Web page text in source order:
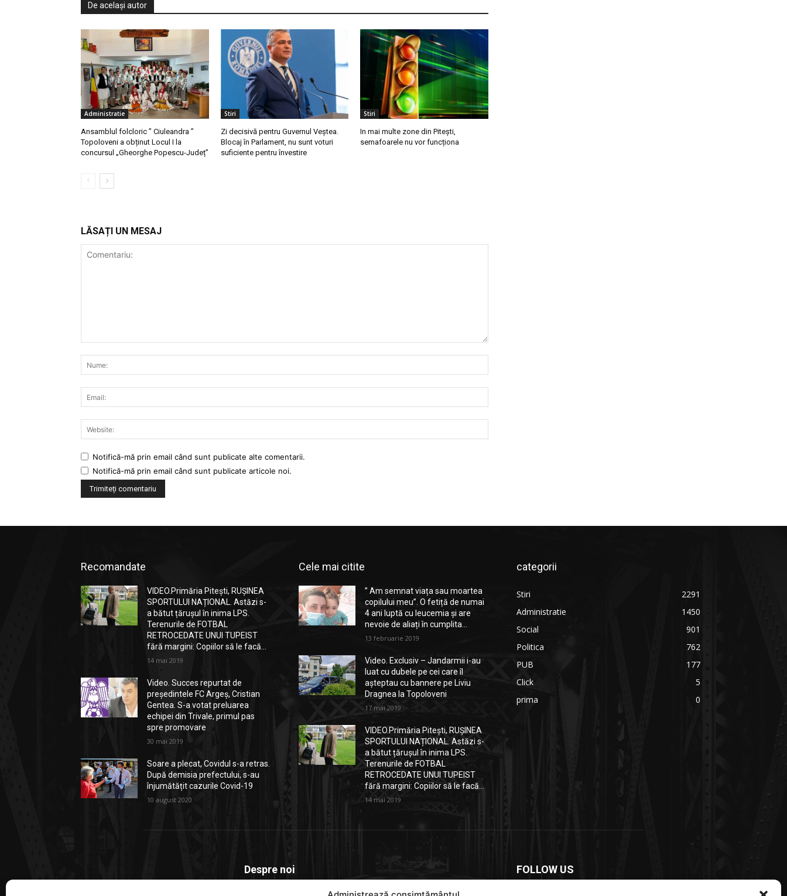
De același autor
Administratie
Ansamblul folcloric ” Ciuleandra ”
Topoloveni a obținut Locul I la
concursul „Gheorghe Popescu-Județ”
Stiri
Zi decisivă pentru Guvernul Veștea.
Blocaj în Parlament, nu sunt voturi
suficiente pentru învestire
Stiri
In mai multe zone din Pitești,
semafoarele nu vor funcționa
LĂSAȚI UN MESAJ
Notifică-mă prin email când sunt publicate alte comentarii.
Notifică-mă prin email când sunt publicate articole noi.
Recomandate
VIDEO.Primăria Pitești, RUȘINEA
SPORTULUI NAȚIONAL. Astăzi s-
a bătut țărușul în inima LPS.
Terenurile de FOTBAL
RETROCEDATE UNUI TUPEIST
fără margini: Copiilor să le facă...
14 mai 2019
Video. Succes repurtat de
președintele FC Argeș, Cristian
Gentea. S-a votat preluarea
echipei din Trivale, primul pas
spre promovare
30 mai 2019
Soare a plecat, Covidul s-a retras.
După demisia prefectului, s-au
înjumătățit cazurile Covid-19
10 august 2020
Cele mai citite
” Am semnat viața sau moartea
copilului meu”. O fetiță de numai
4 ani luptă cu leucemia și are
nevoie de aliați în cumplita...
13 februarie 2019
Video. Exclusiv – Jandarmii i-au
luat cu dubele pe cei care îl
așteptau cu bannere pe Liviu
Dragnea la Topoloveni
17 mai 2019
VIDEO.Primăria Pitești, RUȘINEA
SPORTULUI NAȚIONAL. Astăzi s-
a bătut țărușul în inima LPS.
Terenurile de FOTBAL
RETROCEDATE UNUI TUPEIST
fără margini: Copiilor să le facă...
14 mai 2019
categorii
Stiri
2291
Administratie
1450
Social
901
Politica
762
PUB
177
Click
5
prima
0
Despre noi FOLLOW US